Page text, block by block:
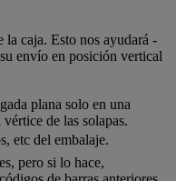
la caja. Esto nos ayudará -
envío en posición vertical
plana solo en una
de las solapas.
etc del embalaje.
pero si lo hace,